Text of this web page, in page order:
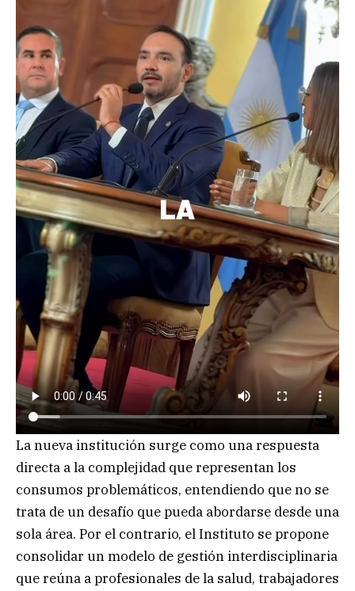
La nueva institución surge como una respuesta
directa a la complejidad que representan los
consumos problemáticos, entendiendo que no se
trata de un desafío que pueda abordarse desde una
sola área. Por el contrario, el Instituto se propone
consolidar un modelo de gestión interdisciplinaria
que reúna a profesionales de la salud, trabajadores